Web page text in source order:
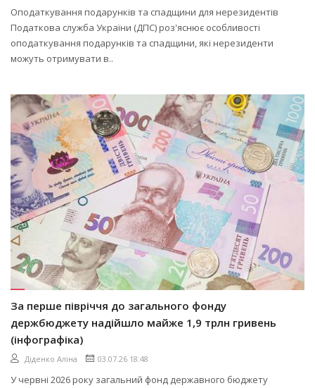
Оподаткування подарунків та спадщини для нерезидентів
Податкова служба України (ДПС) роз'яснює особливості
оподаткування подарунків та спадщини, які нерезиденти
можуть отримувати в..
За перше півріччя до загального фонду
держбюджету надійшло майже 1,9 трлн гривень
(інфографіка)
Діденко Аліна 03.07.26 18:48
У червні 2026 року загальний фонд державного бюджету